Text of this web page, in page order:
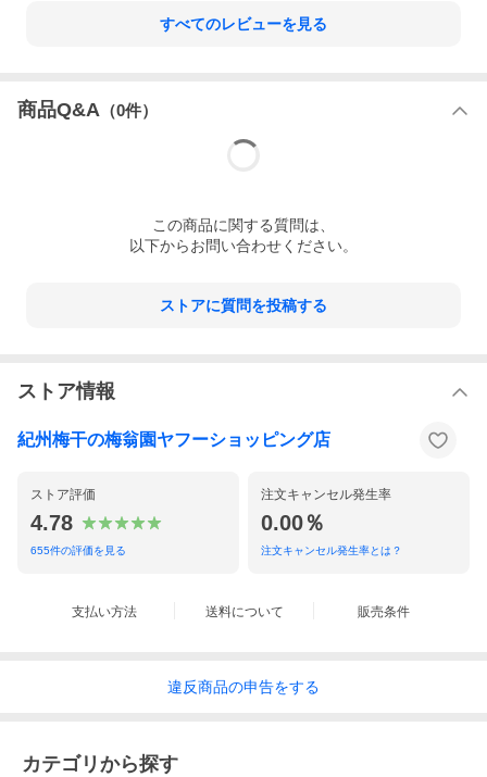
すべてのレビューを見る
商品Q&A （0件）
この商品に関する質問は、
以下からお問い合わせください。
ストアに質問を投稿する
ストア情報
紀州梅干の梅翁園ヤフーショッピング店
ストア評価
4.78
655件の評価を見る
注文キャンセル発生率
0.00％
注文キャンセル発生率とは？
支払い方法 送料について 販売条件
違反商品の申告をする
カテゴリから探す